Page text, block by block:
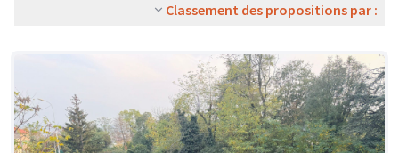
Classement des propositions par :